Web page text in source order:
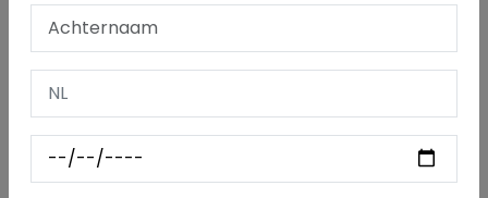
Eigenschappen
Met eigen naam/tekst (6)
Gepersonaliseerd keukenlinnen & accessoires – Keukenitems met